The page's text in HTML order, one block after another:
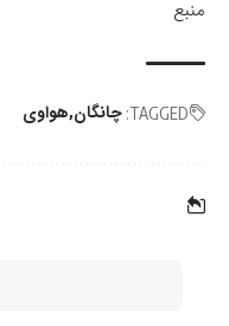
منبع
TAGGED: چانگان هواوی